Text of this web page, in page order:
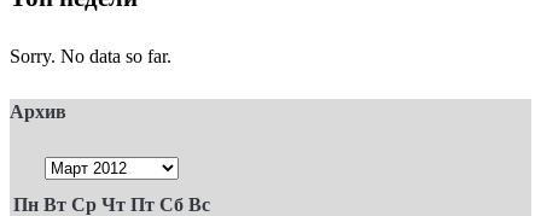
Sorry. No data so far.
Архив
Пн Вт Ср Чт Пт Сб Вс